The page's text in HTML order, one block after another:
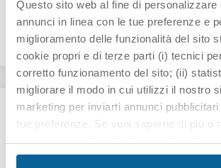
Questo sito web al fine di personalizzare
annunci in linea con le tue preferenze e
miglioramento delle funzionalità del sito
cookie propri e di terze parti (i) tecnici
corretto funzionamento del sito; (ii)
migliorare il modo in cui utilizzi il nostro
marketing per inviarti annunci
tue preferenze. Se vuoi saperne di più o
consenso a tutti o ad alcuni cookie
"Personalizza". Chiudendo questo
legale/procedurale, per la
durata di 24 (ventiquattro)
19/07/2024
Affidamento, ai sensi
50, comma 1, lett. b), del
36/2023, dei servizi di